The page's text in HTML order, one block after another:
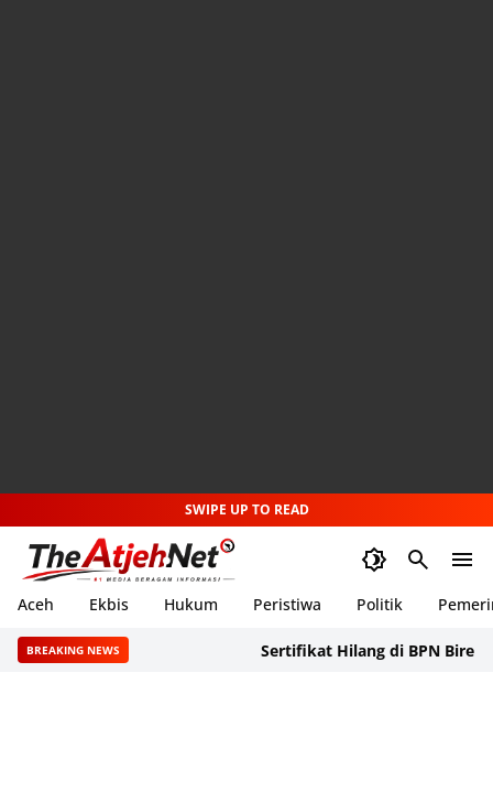
SWIPE UP TO READ
Aceh Ekbis Hukum Peristiwa Politik
BREAKING NEWS Sertifikat Hilang di BPN Bireuen,